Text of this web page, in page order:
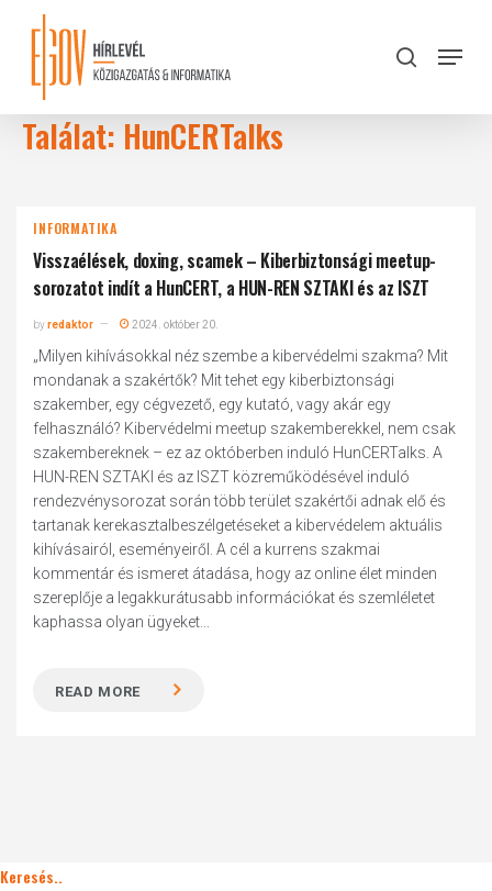
content
search
Menu
Találat: HunCERTalks
INFORMATIKA
Visszaélések, doxing, scamek – Kiberbiztonsági meetup-
sorozatot indít a HunCERT, a HUN-REN SZTAKI és az ISZT
byredaktor 2024. október 20.
„Milyen kihívásokkal néz szembe a kibervédelmi szakma? Mit
mondanak a szakértők? Mit tehet egy kiberbiztonsági
szakember, egy cégvezető, egy kutató, vagy akár egy
felhasználó? Kibervédelmi meetup szakemberekkel, nem csak
szakembereknek – ez az októberben induló HunCERTalks. A
HUN-REN SZTAKI és az ISZT közreműködésével induló
rendezvénysorozat során több terület szakértői adnak elő és
tartanak kerekasztalbeszélgetéseket a kibervédelem aktuális
kihívásairól, eseményeiről. A cél a kurrens szakmai
kommentár és ismeret átadása, hogy az online élet minden
szereplője a legakkurátusabb információkat és szemléletet
kaphassa olyan ügyeket...
READ MORE
Keresés..
Close